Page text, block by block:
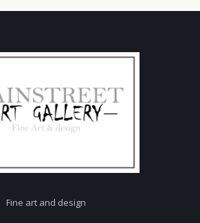
Fine art and design